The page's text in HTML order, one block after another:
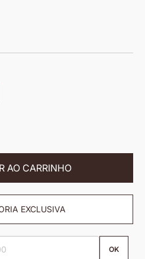
AO CARRINHO
EXCLUSIVA
OK